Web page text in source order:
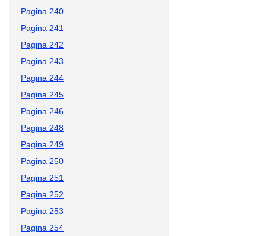
Pagina 240
Pagina 241
Pagina 242
Pagina 243
Pagina 244
Pagina 245
Pagina 246
Pagina 248
Pagina 249
Pagina 250
Pagina 251
Pagina 252
Pagina 253
Pagina 254